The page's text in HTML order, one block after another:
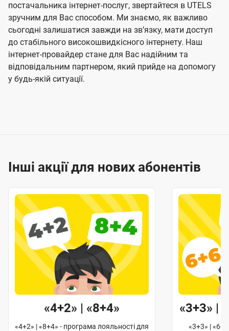
постачальника інтернет-послуг, звертайтеся в UTELS
зручним для Вас способом. Ми знаємо, як важливо
сьогодні залишатися завжди на звʼязку, мати доступ
до стабільного високошвидкісного інтернету. Наш
інтернет-провайдер стане для Вас надійним та
відповідальним партнером, який прийде на допомогу
у будь-якій ситуації.
Інші акції для нових абонентів
для
«3+3» | «6+6» | «12+12»
«3+3» | «6+6» | «12+12» - програма